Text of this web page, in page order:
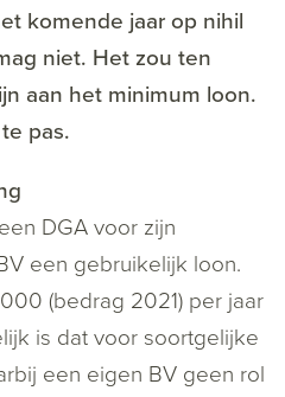
komende jaar op nihil
niet. Het zou ten
aan het minimum loon.
pas.
DGA voor zijn
een gebruikelijk loon.
(bedrag 2021) per jaar
is dat voor soortgelijke
een eigen BV geen rol